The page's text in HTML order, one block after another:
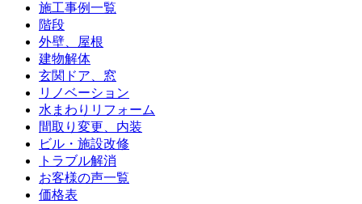
施工事例一覧
階段
外壁、屋根
建物解体
玄関ドア、窓
リノベーション
水まわりリフォーム
間取り変更、内装
ビル・施設改修
トラブル解消
お客様の声一覧
価格表